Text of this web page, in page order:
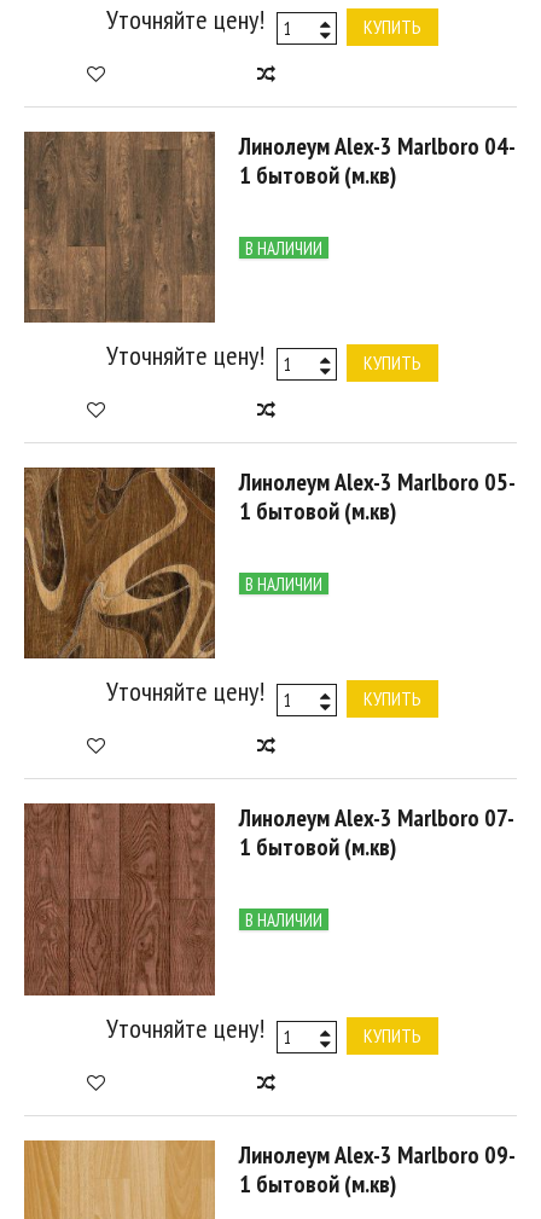
Уточняйте цену! КУПИТЬ
Линолеум Alex-3 Marlboro 04-
1 бытовой (м.кв)
В НАЛИЧИИ
Уточняйте цену! КУПИТЬ
Линолеум Alex-3 Marlboro 05-
1 бытовой (м.кв)
В НАЛИЧИИ
Уточняйте цену! КУПИТЬ
Линолеум Alex-3 Marlboro 07-
1 бытовой (м.кв)
В НАЛИЧИИ
Уточняйте цену! КУПИТЬ
Линолеум Alex-3 Marlboro 09-
1 бытовой (м.кв)